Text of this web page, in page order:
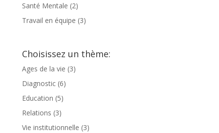
Santé Mentale (2)
Travail en équipe (3)
Choisissez un thème:
Ages de la vie (3)
Diagnostic(6)
Education (5)
Relations (3)
Vie institutionnelle (3)